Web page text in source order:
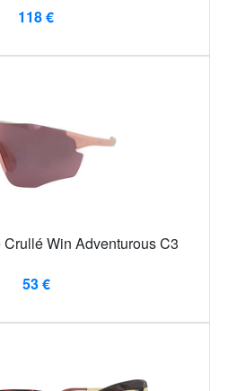
118 €
Win Adventurous C3
53 €